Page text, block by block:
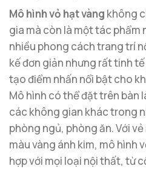
Mô hình vỏ hạt vàng không
gia mà còn là một tác phẩm
nhiều phong cách trang trí
kế đơn giản nhưng rất tinh
tạo điểm nhấn nổi bật cho
Mô hình có thể đặt trên bàn
các không gian khác trong
phòng ngủ, phòng ăn. Với
màu vàng ánh kim, mô hình
hợp với mọi loại nội thất, từ